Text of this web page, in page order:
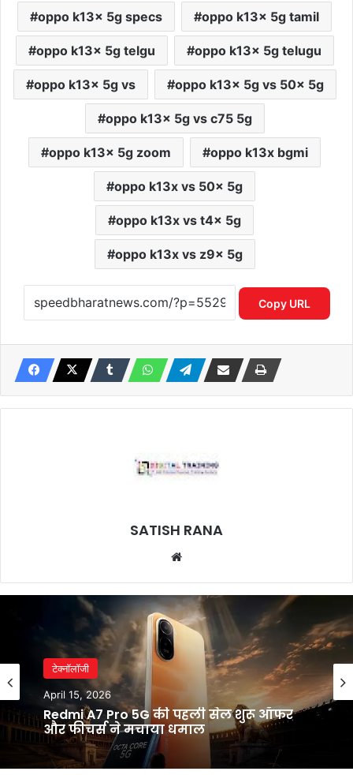
oppo k13x 5g specs oppo k13x 5g tamil
oppo k13x 5g telgu oppo k13x 5g telugu
oppo k13x 5g vs oppo k13x 5g vs 50x 5g
oppo k13x 5g vs c75 5g
oppo k13x 5g zoom oppo k13x bgmi
oppo k13x vs 50x 5g
oppo k13x vs t4x 5g
oppo k13x vs z9x 5g
Copy URL
SATISH RANA
टेक्नॉलॉजी
April 15, 2026
Redmi A7 Pro 5G की पहली सेल शुरू ऑफर
और फीचर्स ने मचाया धमाल